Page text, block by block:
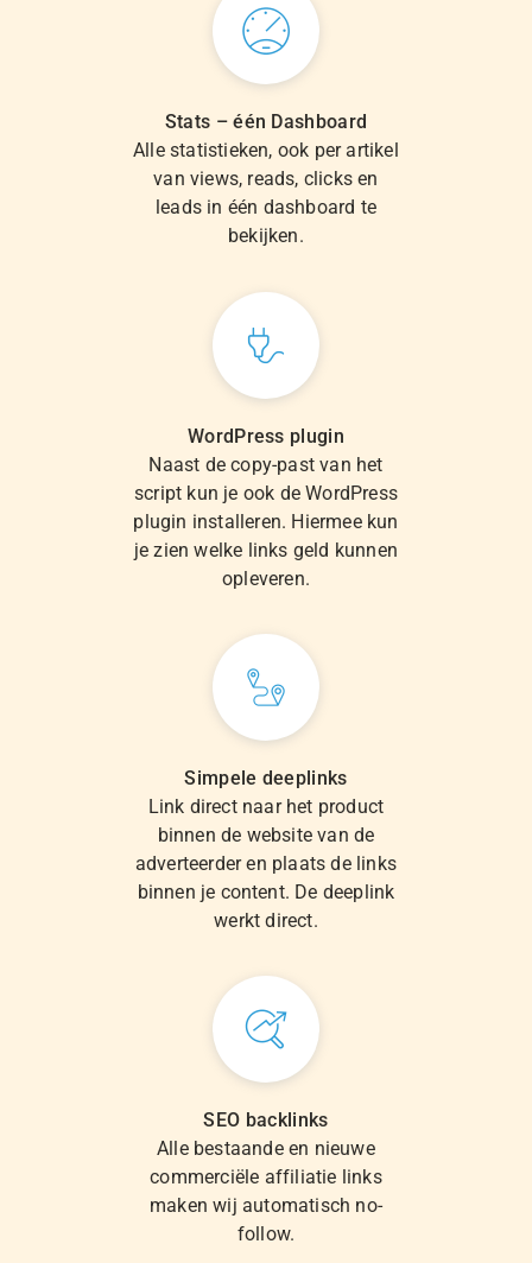
Stats – één Dashboard
Alle statistieken, ook per artikel
van views, reads, clicks en
leads in één dashboard te
bekijken.
WordPress plugin
Naast de copy-past van het
script kun je ook de WordPress
plugin installeren. Hiermee kun
je zien welke links geld kunnen
opleveren.
Simpele deeplinks
Link direct naar het product
binnen de website van de
adverteerder en plaats de links
binnen je content. De deeplink
werkt direct.
SEO backlinks
Alle bestaande en nieuwe
commerciële affiliatie links
maken wij automatisch no-
follow.